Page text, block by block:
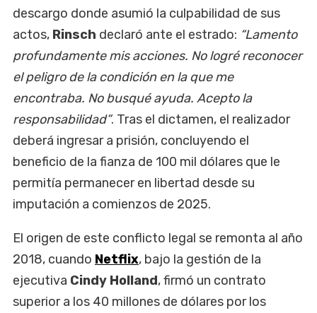
descargo donde asumió la culpabilidad de sus
actos, Rinsch declaró ante el estrado: “Lamento
profundamente mis acciones. No logré reconocer
el peligro de la condición en la que me
encontraba. No busqué ayuda. Acepto la
responsabilidad”. Tras el dictamen, el realizador
deberá ingresar a prisión, concluyendo el
beneficio de la fianza de 100 mil dólares que le
permitía permanecer en libertad desde su
imputación a comienzos de 2025.
El origen de este conflicto legal se remonta al año
2018, cuando Netflix, bajo la gestión de la
ejecutiva Cindy Holland, firmó un contrato
superior a los 40 millones de dólares por los